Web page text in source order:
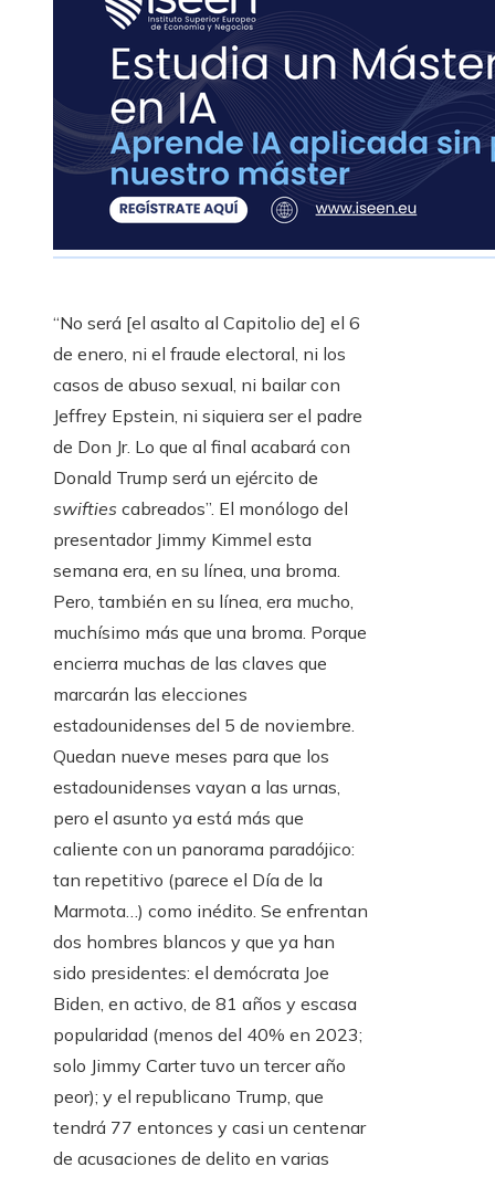
“No será [el asalto al Capitolio de] el 6
de enero, ni el fraude electoral, ni los
casos de abuso sexual, ni bailar con
Jeffrey Epstein, ni siquiera ser el padre
de Don Jr. Lo que al final acabará con
Donald Trump será un ejército de
swifties cabreados”. El monólogo del
presentador Jimmy Kimmel esta
semana era, en su línea, una broma.
Pero, también en su línea, era mucho,
muchísimo más que una broma. Porque
encierra muchas de las claves que
marcarán las elecciones
estadounidenses del 5 de noviembre.
Quedan nueve meses para que los
estadounidenses vayan a las urnas,
pero el asunto ya está más que
caliente con un panorama paradójico:
tan repetitivo (parece el Día de la
Marmota…) como inédito. Se enfrentan
dos hombres blancos y que ya han
sido presidentes: el demócrata Joe
Biden, en activo, de 81 años y escasa
popularidad (menos del 40% en 2023;
solo Jimmy Carter tuvo un tercer año
peor); y el republicano Trump, que
tendrá 77 entonces y casi un centenar
de acusaciones de delito en varias